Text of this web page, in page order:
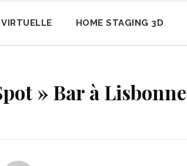
HOME STAGING 3D
» Bar à Lisbonne